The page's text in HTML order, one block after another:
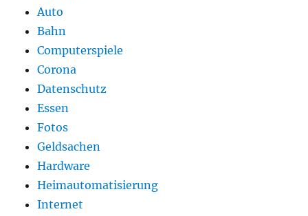
Auto
Bahn
Computerspiele
Corona
Datenschutz
Essen
Fotos
Geldsachen
Hardware
Heimautomatisierung
Internet